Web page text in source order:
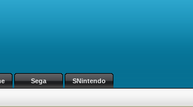
Sega SNintendo